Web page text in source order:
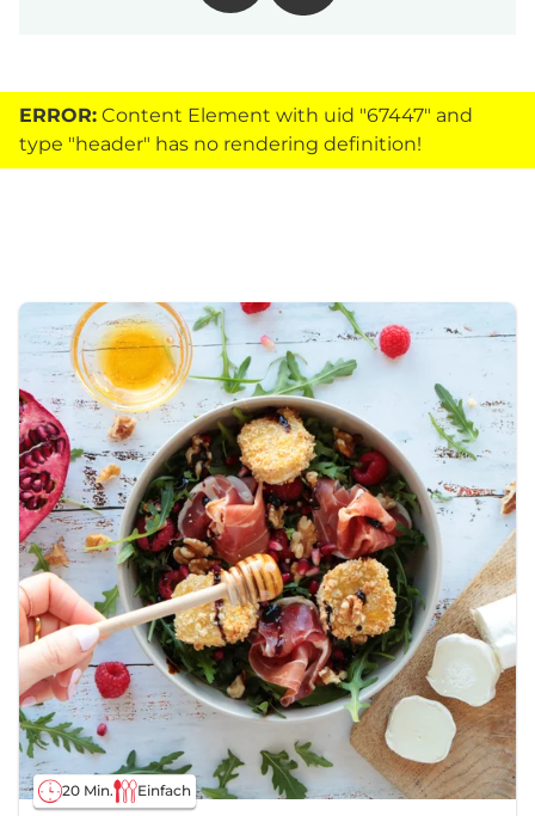
ERROR: Content Element with uid "67447" and
type "header" has no rendering definition!
20 Min. Einfach